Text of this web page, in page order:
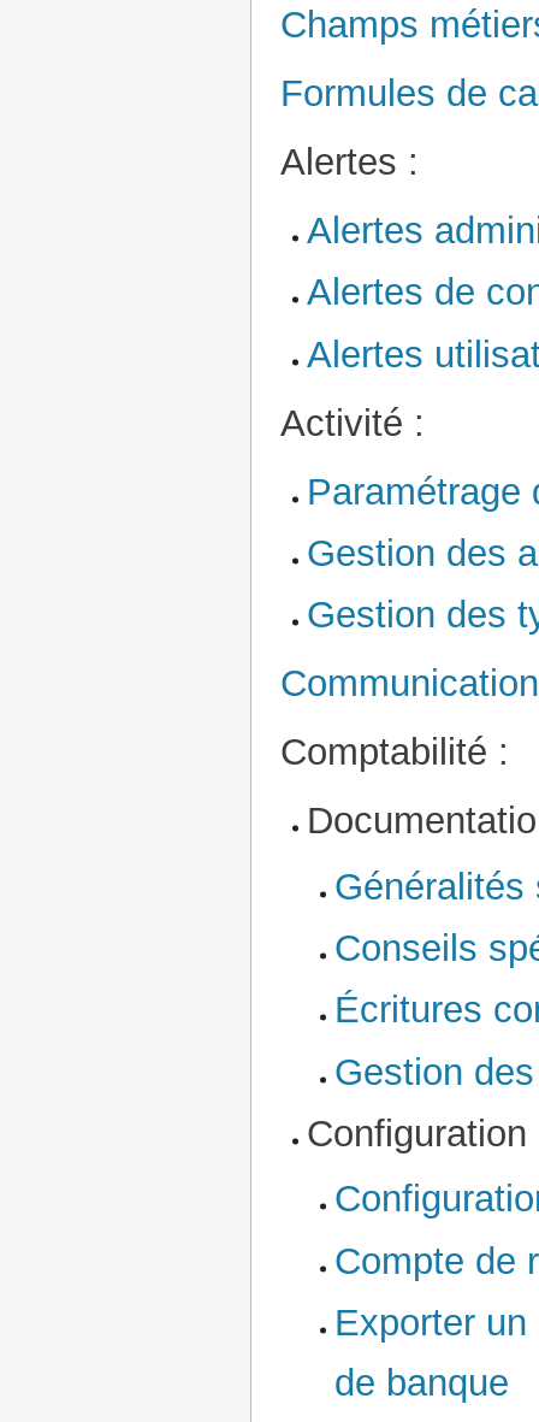
Champs
Formules de
Alertes :
Alertes
Alertes de
Alertes
Activité :
Paramétrage
Gestion des
Gestion des
Comptabilité :
Généralités
Conseils
Écritures
Gestion
Compte de
Exporter
de banque